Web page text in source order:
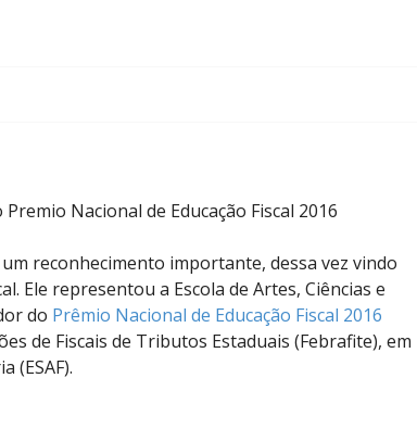
Nacional de Educação Fiscal 2016
reconhecimento importante, dessa vez vindo
Ele representou a Escola de Artes, Ciências e
do Prêmio Nacional de Educação Fiscal 2016
de Fiscais de Tributos Estaduais (Febrafite), em
(ESAF).